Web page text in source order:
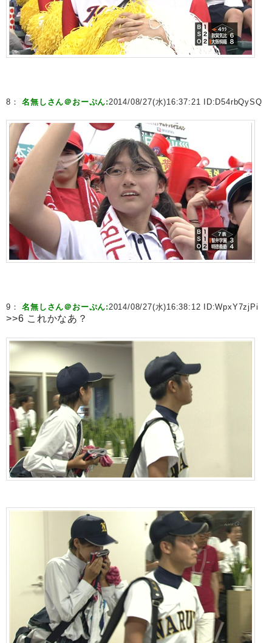
8：名無しさん＠おーぷん:2014/08/27(水)16:37:21 ID: D54rbQySQ
9：名無しさん＠おーぷん:2014/08/27(水)16:38:12 ID:WpxY7zjPi
>>6 これかなあ？